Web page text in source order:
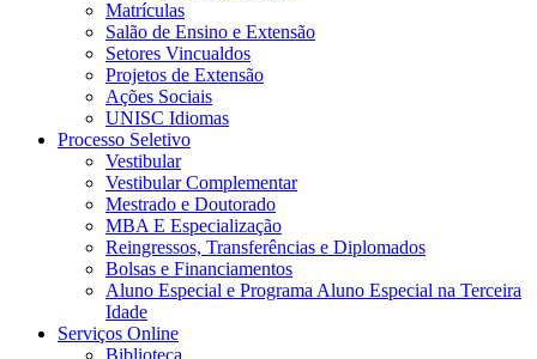
Matrículas
Salão de Ensino e Extensão
Setores Vincualdos
Projetos de Extensão
Ações Sociais
UNISC Idiomas
Processo Seletivo
Vestibular
Vestibular Complementar
Mestrado e Doutorado
MBA E Especialização
Reingressos, Transferências e Diplomados
Bolsas e Financiamentos
Aluno Especial e Programa Aluno Especial na Terceira
Idade
Serviços Online
Biblioteca